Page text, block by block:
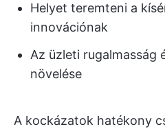
Helyet teremteni a
innovációnak
Az üzleti rugalmasság
növelése
A kockázatok hatékony